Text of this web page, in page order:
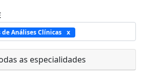
Análises Clínicas
as especialidades